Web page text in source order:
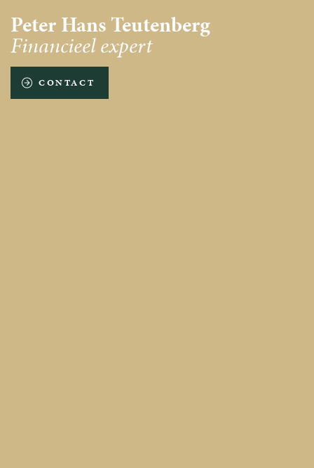
Peter Hans Teutenberg
Financieel expert
CONTACT